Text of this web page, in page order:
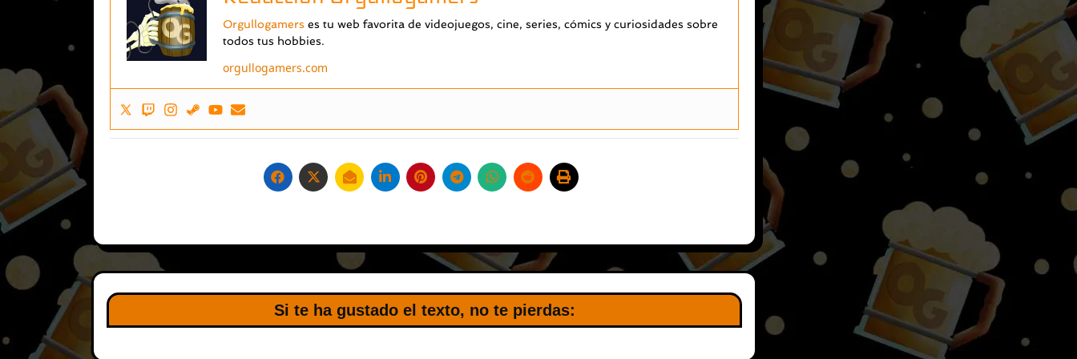
Orgullogamers es tu web favorita de videojuegos, cine, series, cómics y curiosidades sobre
todos tus hobbies.
orgullogamers.com
Si te ha gustado el texto, no te pierdas: